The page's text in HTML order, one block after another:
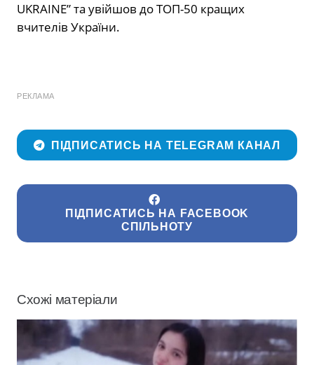
UKRAINE” та увійшов до ТОП-50 кращих
вчителів України.
РЕКЛАМА
ПІДПИСАТИСЬ НА TELEGRAM КАНАЛ
ПІДПИСАТИСЬ НА FACEBOOK
СПІЛЬНОТУ
Схожі матеріали